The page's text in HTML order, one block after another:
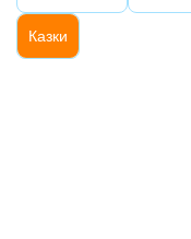
Казки